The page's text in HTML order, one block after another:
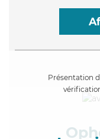
Présentation